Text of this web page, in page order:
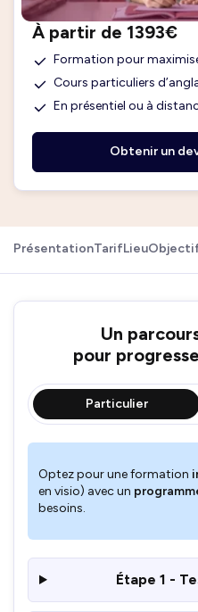
À partir de 1393€
Formation pour
Cours particuliers
En présentiel ou à
Obtenir un
PrésentationTarifLieu
Un
pour
Particulier
Optez pour une formation
en visio) avec un
besoins.
Étape 1 -